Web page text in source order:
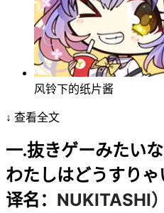
风铃下的纸片酱
↓ 查看全文
一.抜きゲーみたい
わたしはどうすり
译名： NUKITASHI）